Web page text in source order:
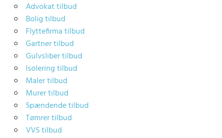
Advokat tilbud
Bolig tilbud
Flyttefirma tilbud
Gartner tilbud
Gulvsliber tilbud
Isolering tilbud
Maler tilbud
Murer tilbud
Spændende tilbud
Tømrer tilbud
VVS tilbud